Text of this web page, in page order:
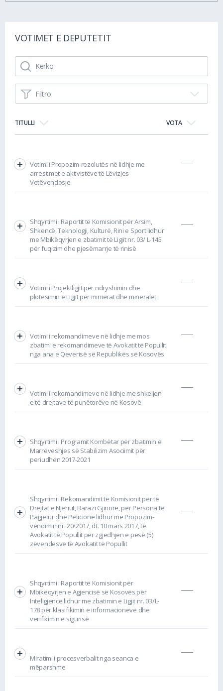
VOTIMET E DEPUTETIT
Filtro
TITULLI VOTA
Votimi i Propozim-rezolutës në lidhje me
arrestimet e aktivistëve të Lëvizjes
Vetëvendosje
Shqyrtimi i Raportit të Komisionit për Arsim,
Shkencë, Teknologji, Kulturë, Rini e Sport lidhur
me Mbikëqyrjen e zbatimit të Ligjit nr. 03/ L-145
për fuqizim dhe pjesëmarrje të rinisë
Votimi i Projektligjit për ndryshimin dhe
plotësimin e Ligjit për minierat dhe mineralet
Votimi i rekomandimeve në lidhje me mos
zbatimi e rekomandimeve të Avokatit të Popullit
nga ana e Qeverisë së Republikës së Kosovës
Votimi i rekomandimeve në lidhje me shkeljen
e të drejtave të punëtorëve në Kosovë
Shqyrtimi i Programit Kombëtar për zbatimin e
Marrëveshjes së Stabilizim Asociimit për
periudhën 2017-2021
Shqyrtimi i Rekomandimit të Komisionit për të
Drejtat e Njeriut, Barazi Gjinore, për Persona të
Pagjetur dhe Peticione lidhur me Propozim-
vendimin nr. 20/2017, dt. 10 mars 2017, të
Avokatit të Popullit për zgjedhjen e pesë (5)
zëvendësve të Avokatit të Popullit
Shqyrtimi i Raportit të Komisionit për
Mbikëqyrjen e Agjencisë së Kosovës për
Inteligjencë lidhur me zbatimin e Ligjit nr. 03/L-
178 për klasifikimin e informacioneve dhe
verifikimin e sigurisë
Miratimi i procesverbalit nga seanca e
mëparshme